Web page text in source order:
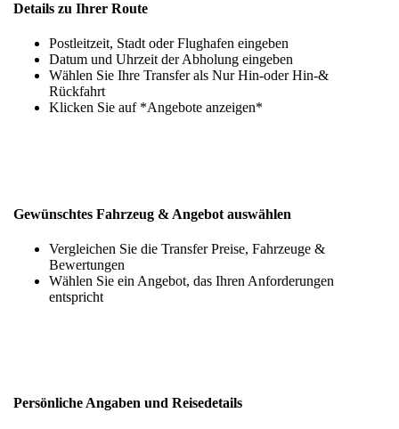
Details zu Ihrer Route
Postleitzeit, Stadt oder Flughafen eingeben
Datum und Uhrzeit der Abholung eingeben
Wählen Sie Ihre Transfer als Nur Hin-oder Hin-&
Rückfahrt
Klicken Sie auf *Angebote anzeigen*
Gewünschtes Fahrzeug & Angebot auswählen
Vergleichen Sie die Transfer Preise, Fahrzeuge &
Bewertungen
Wählen Sie ein Angebot, das Ihren Anforderungen
entspricht
Persönliche Angaben und Reisedetails